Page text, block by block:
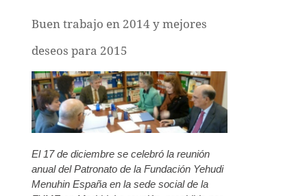
Buen trabajo en 2014 y mejores
deseos para 2015
El 17 de diciembre se celebró la reunión
anual del Patronato de la Fundación Yehudi
Menuhin España en la sede social de la